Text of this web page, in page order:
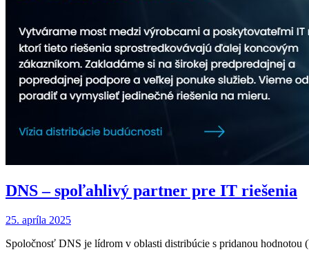
DNS – spoľahlivý partner pre IT riešenia
25. apríla 2025
Spoločnosť DNS je lídrom v oblasti distribúcie s pridanou